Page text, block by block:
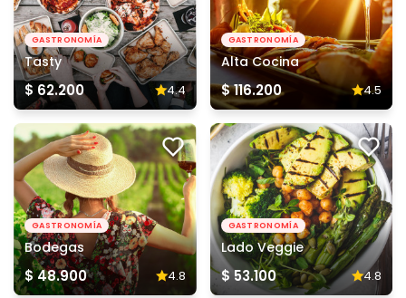
GASTRONOMÍA
Tasty
$ 62.200 4.4
GASTRONOMÍA
Alta Cocina
$ 116.200 4.5
GASTRONOMÍA
Bodegas
$ 48.900 4.8
GASTRONOMÍA
Lado Veggie
$ 53.100 4.8